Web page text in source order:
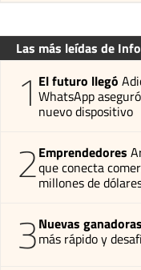
Las más leídas de
1 El futuro llegó
WhatsApp
nuevo dispositivo
2Emprendedores
que conecta
millones de
3Nuevas ganadoras
más rápido y